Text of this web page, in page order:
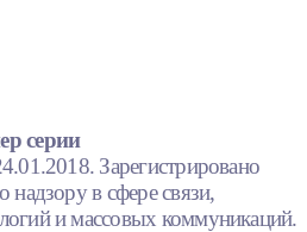
серии
Зарегистрировано
в сфере связи,
и массовых коммуникаций.